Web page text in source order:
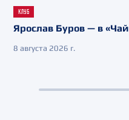
КЛУБ
Ярослав Буров — в
8 августа 2026 г.